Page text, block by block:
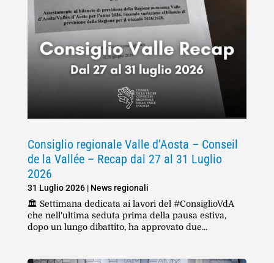
Consiglio regionale Valle d’Aosta – Conseil
de la Vallée – Recap dal 27 al 31 Luglio
2026
31 Luglio 2026| News regionali
🏛️ Settimana dedicata ai lavori del #ConsiglioVdA
che nell'ultima seduta prima della pausa estiva,
dopo un lungo dibattito, ha approvato due...